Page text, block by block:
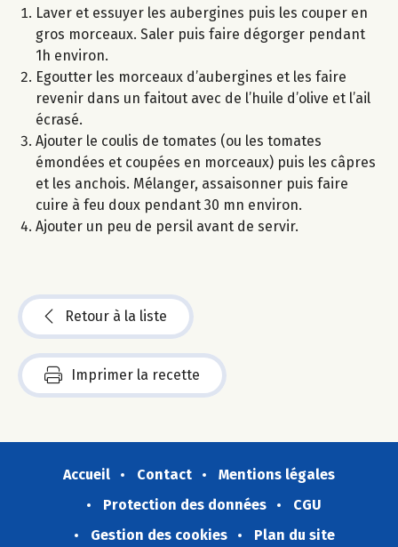
Laver et essuyer les aubergines puis les couper en
gros morceaux. Saler puis faire dégorger pendant
1h environ.
Egoutter les morceaux d’aubergines et les faire
revenir dans un faitout avec de l’huile d’olive et l’ail
écrasé.
Ajouter le coulis de tomates (ou les tomates
émondées et coupées en morceaux) puis les câpres
et les anchois. Mélanger, assaisonner puis faire
cuire à feu doux pendant 30 mn environ.
Ajouter un peu de persil avant de servir.
Retour à la liste
Imprimer la recette
Accueil Contact
Mentions légales
Protection des données
CGU
Gestion des cookies
Plan du site